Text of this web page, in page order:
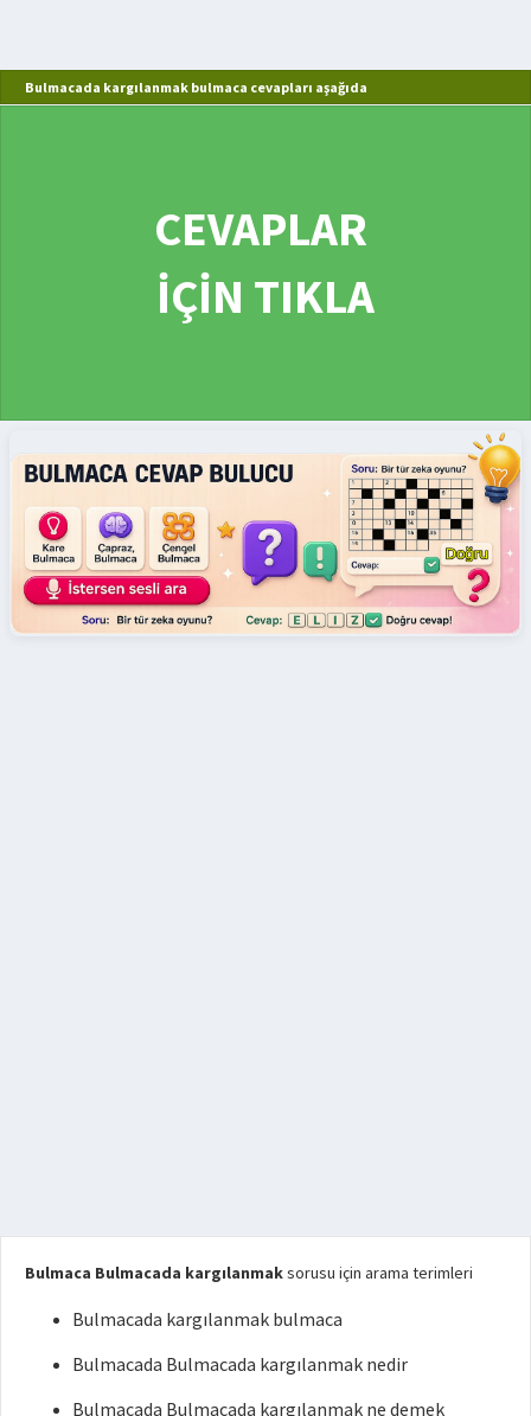
Bulmacada kargılanmak bulmaca cevapları aşağıda
CEVAPLAR
İÇİN TIKLA
Bulmaca Bulmacada kargılanmaksorusu için arama terimleri
Bulmacada kargılanmak bulmaca
Bulmacada Bulmacada kargılanmak nedir
Bulmacada Bulmacada kargılanmak ne demek